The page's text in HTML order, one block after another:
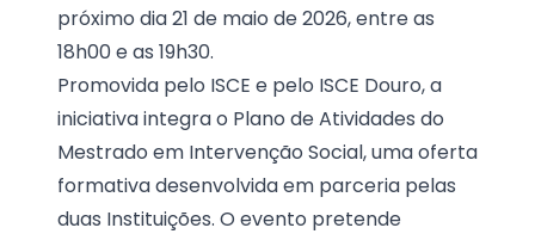
próximo dia 21 de maio de 2026, entre as
18h00 e as 19h30.
Promovida pelo ISCE e pelo ISCE Douro, a
iniciativa integra o Plano de Atividades do
Mestrado em Intervenção Social, uma oferta
formativa desenvolvida em parceria pelas
duas Instituições. O evento pretende